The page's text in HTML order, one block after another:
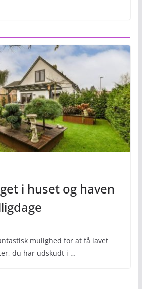
i huset og haven
mulighed for at få lavet
du har udskudt i …